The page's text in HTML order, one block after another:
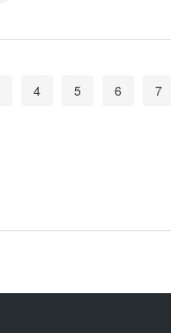
4 5 6 7